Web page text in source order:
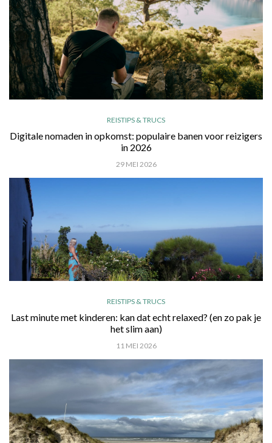
REISTIPS & TRUCS
Digitale nomaden in opkomst: populaire banen voor reizigers
in 2026
29 MEI 2026
REISTIPS & TRUCS
Last minute met kinderen: kan dat echt relaxed? (en zo pak je
het slim aan)
11 MEI 2026